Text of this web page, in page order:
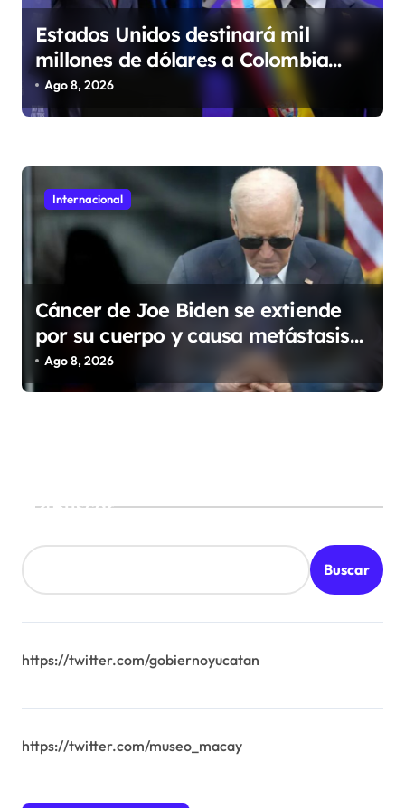
Estados Unidos destinará mil
millones de dólares a Colombia
para reforzar seguridad
Ago 8, 2026
Internacional
Cáncer de Joe Biden se extiende
por su cuerpo y causa metástasis
en sus huesos, revela su hijo
Ago 8, 2026
Buscar
Buscar
https://twitter.com/gobiernoyucatan
https://twitter.com/museo_macay